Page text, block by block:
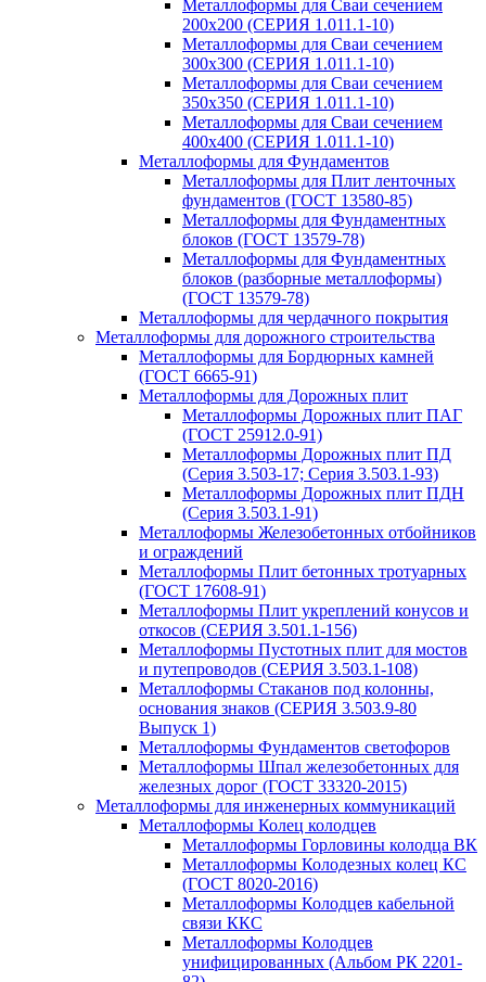
Металлоформы для Сваи сечением
200х200 (СЕРИЯ 1.011.1-10)
Металлоформы для Сваи сечением
300х300 (СЕРИЯ 1.011.1-10)
Металлоформы для Сваи сечением
350х350 (СЕРИЯ 1.011.1-10)
Металлоформы для Сваи сечением
400х400 (СЕРИЯ 1.011.1-10)
Металлоформы для Фундаментов
Металлоформы для Плит ленточных
фундаментов (ГОСТ 13580-85)
Металлоформы для Фундаментных
блоков (ГОСТ 13579-78)
Металлоформы для Фундаментных
блоков (разборные металлоформы)
(ГОСТ 13579-78)
Металлоформы для чердачного покрытия
Металлоформы для дорожного строительства
Металлоформы для Бордюрных камней
(ГОСТ 6665-91)
Металлоформы для Дорожных плит
Металлоформы Дорожных плит ПАГ
(ГОСТ 25912.0-91)
Металлоформы Дорожных плит ПД
(Серия 3.503-17; Серия 3.503.1-93)
Металлоформы Дорожных плит ПДН
(Серия 3.503.1-91)
Металлоформы Железобетонных отбойников
и ограждений
Металлоформы Плит бетонных тротуарных
(ГОСТ 17608-91)
Металлоформы Плит укреплений конусов и
откосов (СЕРИЯ 3.501.1-156)
Металлоформы Пустотных плит для мостов
и путепроводов (СЕРИЯ 3.503.1-108)
Металлоформы Стаканов под колонны,
основания знаков (СЕРИЯ 3.503.9-80
Выпуск 1)
Металлоформы Фундаментов светофоров
Металлоформы Шпал железобетонных для
железных дорог (ГОСТ 33320-2015)
Металлоформы для инженерных коммуникаций
Металлоформы Колец колодцев
Металлоформы Горловины колодца ВК
Металлоформы Колодезных колец КС
(ГОСТ 8020-2016)
Металлоформы Колодцев кабельной
связи ККС
Металлоформы Колодцев
унифицированных (Альбом РК 2201-